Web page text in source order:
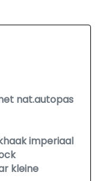
nat.autopas
imperiaal
kleine